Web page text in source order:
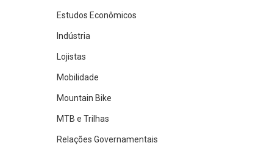
Estudos Econômicos
Indústria
Lojistas
Mobilidade
Mountain Bike
MTB e Trilhas
Relações Governamentais